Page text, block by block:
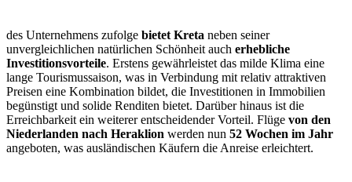
des Unternehmens zufolge bietet Kreta neben seiner
unvergleichlichen natürlichen Schönheit auch erhebliche
Investitionsvorteile. Erstens gewährleistet das milde Klima eine
lange Tourismussaison, was in Verbindung mit relativ attraktiven
Preisen eine Kombination bildet, die Investitionen in Immobilien
begünstigt und solide Renditen bietet. Darüber hinaus ist die
Erreichbarkeit ein weiterer entscheidender Vorteil. Flüge von den
Niederlanden nach Heraklion werden nun 52 Wochen im Jahr
angeboten, was ausländischen Käufern die Anreise erleichtert.